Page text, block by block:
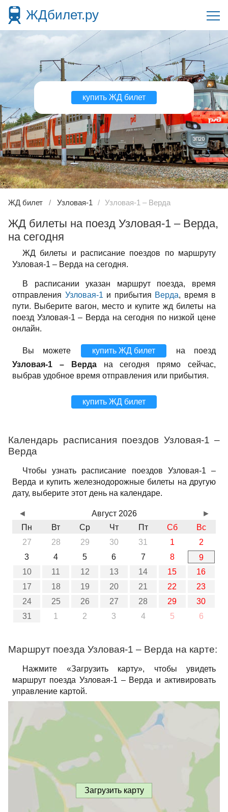
ЖДбилет.ру
купить ЖД билет
ЖД билет Узловая-1 Узловая-1 – Верда
ЖД билеты на поезд Узловая-1 – Верда,
на сегодня
ЖД билеты и расписание поездов по маршруту
Узловая-1 – Верда на сегодня.
В расписании указан маршрут поезда, время
отправления Узловая-1 и прибытия Верда, время в
пути. Выберите вагон, место и купите жд билеты на
поезд Узловая-1 – Верда на сегодня по низкой цене
онлайн.
Вы можете купить ЖД билет
на поезд
Узловая-1 – Вердана сегодня прямо сейчас,
выбрав удобное время отправления или прибытия.
купить ЖД билет
Календарь расписания поездов Узловая-1 –
Верда
Чтобы узнать расписание поездов Узловая-1 –
Верда и купить железнодорожные билеты на другую
дату, выберите этот день на календаре.
Август 2026
Пн
Вт Ср Чт Пт Сб
Вс
27
28 29 30 31 1
2
3
4 5 6 7 8
9
10
11 12 13 14 15
16
17
18 19 20 21 22
23
24
25 26 27 28 29
30
31
1 2 3 4 5 6
◄ ►
Маршрут поезда Узловая-1 – Верда на карте:
Нажмите «Загрузить карту», чтобы увидеть
маршрут поезда Узловая-1 – Верда и активировать
управление картой.
Загрузить карту